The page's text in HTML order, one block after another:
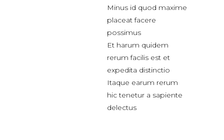
Minus id quod maxime
placeat facere
possimus
Et harum quidem
rerum facilis est et
expedita distinctio
Itaque earum rerum
hic tenetur a sapiente
delectus